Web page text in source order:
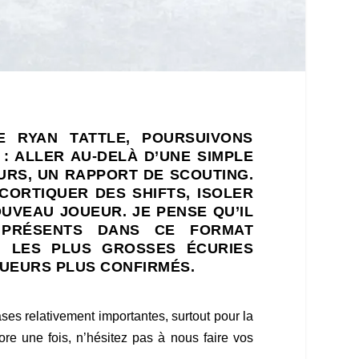
TATTLE, POURSUIVONS
ALLER AU-DELÀ D’UNE SIMPLE
UN RAPPORT DE SCOUTING.
DES SHIFTS, ISOLER
JOUEUR. JE PENSE QU’IL
DANS CE FORMAT
LES PLUS GROSSES ÉCURIES
PLUS CONFIRMÉS.
relativement importantes, surtout pour la
une fois, n’hésitez pas à nous faire vos